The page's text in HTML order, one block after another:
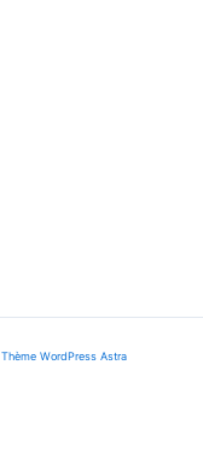
Thème WordPress Astra